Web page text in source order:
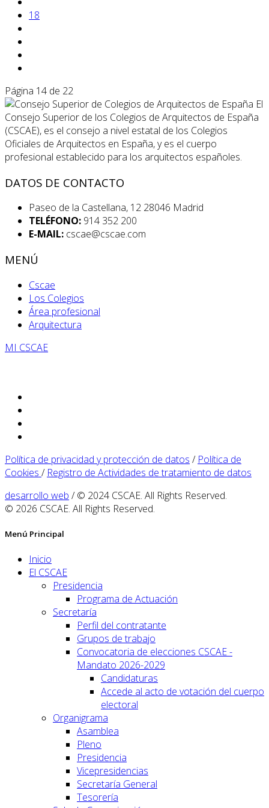
18
Página 14 de 22
El
Consejo Superior de los Colegios de Arquitectos de España
(CSCAE), es el consejo a nivel estatal de los Colegios
Oficiales de Arquitectos en España, y es el cuerpo
profesional establecido para los arquitectos españoles.
DATOS DE CONTACTO
Paseo de la Castellana, 12 28046 Madrid
TELÉFONO: 914 352 200
E-MAIL: cscae@cscae.com
MENÚ
Cscae
Los Colegios
Área profesional
Arquitectura
MI CSCAE
Política de privacidad y protección de datos / Política de
Cookies / Registro de Actividades de tratamiento de datos
desarrollo web / © 2024 CSCAE. All Rights Reserved.
© 2026 CSCAE. All Rights Reserved.
Menú Principal
Inicio
El CSCAE
Presidencia
Programa de Actuación
Secretaría
Perfil del contratante
Grupos de trabajo
Convocatoria de elecciones CSCAE -
Mandato 2026-2029
Candidaturas
Accede al acto de votación del cuerpo
electoral
Organigrama
Asamblea
Pleno
Presidencia
Vicepresidencias
Secretaría General
Tesorería